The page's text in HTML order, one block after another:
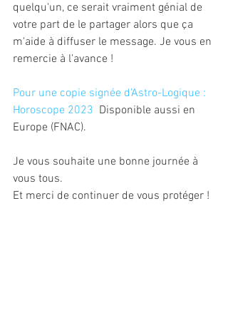
quelqu'un, ce serait vraiment génial de
votre part de le partager alors que ça
m'aide à diffuser le message. Je vous en
remercie à l'avance !
Pour une copie signée d'Astro-Logique :
Horoscope 2023
  Disponible aussi en
Europe (FNAC).
Je vous souhaite une bonne journée à
vous tous.
Et merci de continuer de vous protéger !